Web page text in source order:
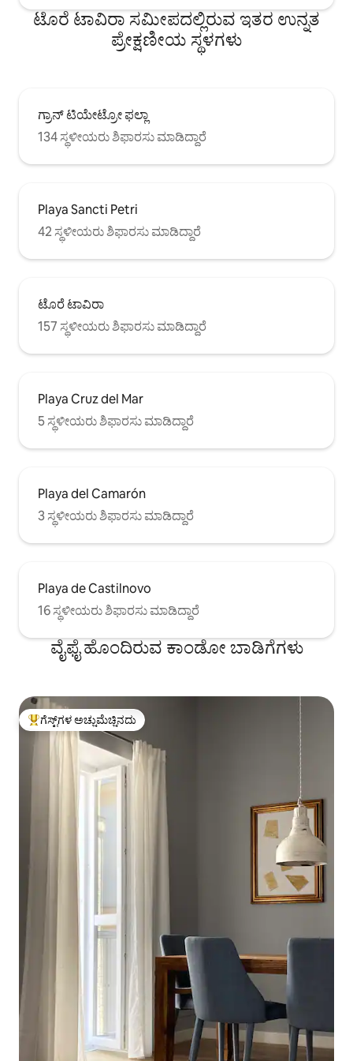
ನಿರ್ದಿಷ್ಟಪಡಿಸಿದ ವ್ಯಕ್ತಿಗಳ ಸಂಖ್ಯೆಗೆ ಮಾತ್ರ
ಸೀಮಿತಗೊಳಿಸಲಾಗಿದೆ. ಪರಿಣಾಮವಾಗಿ, ಗೆಸ್ಟ್‌ಗಳಾಗಿ
ನೋಂದಾಯಿಸದ ವ್ಯಕ್ತಿಗಳಿಗೆ ಪ್ರಾಪರ್ಟಿಗೆ ಪ್ರವೇಶವನ್ನು
ಕಟ್ಟುನಿಟ್ಟಾಗಿ ನಿಷೇಧಿಸಲಾಗಿದೆ. ಈ ನಿಯಮವನ್ನು
ಶುಲ್ಕಕ್ಕೆ ಕಾರಣವಾಗುತ್ತದೆ.
ಟೊರೆ ಟಾವಿರಾ ಸಮೀಪದಲ್ಲಿರುವ ಇತರ ಉನ್ನತ
ಪ್ರೇಕ್ಷಣೀಯ ಸ್ಥಳಗಳು
ಗ್ರಾನ್ ಟಿಯೇಟ್ರೋ ಫಲ್ಲಾ
134 ಸ್ಥಳೀಯರು ಶಿಫಾರಸು ಮಾಡಿದ್ದಾರೆ
Playa Sancti Petri
42 ಸ್ಥಳೀಯರು ಶಿಫಾರಸು ಮಾಡಿದ್ದಾರೆ
ಟೊರೆ ಟಾವಿರಾ
157 ಸ್ಥಳೀಯರು ಶಿಫಾರಸು ಮಾಡಿದ್ದಾರೆ
Playa Cruz del Mar
5 ಸ್ಥಳೀಯರು ಶಿಫಾರಸು ಮಾಡಿದ್ದಾರೆ
Playa del Camarón
3 ಸ್ಥಳೀಯರು ಶಿಫಾರಸು ಮಾಡಿದ್ದಾರೆ
Playa de Castilnovo
16 ಸ್ಥಳೀಯರು ಶಿಫಾರಸು ಮಾಡಿದ್ದಾರೆ
ವೈಫೈ ಹೊಂದಿರುವ ಕಾಂಡೋ ಬಾಡಿಗೆಗಳು
ಗೆಸ್ಟ್‌ಗಳಿಗೆ ಅತಿ ಹೆಚ್ಚು ಅಚ್ಚುಮೆಚ್ಚಿನದು
ಗೆಸ್ಟ್‌ಗಳ ಅಚ್ಚುಮೆಚ್ಚಿನದು